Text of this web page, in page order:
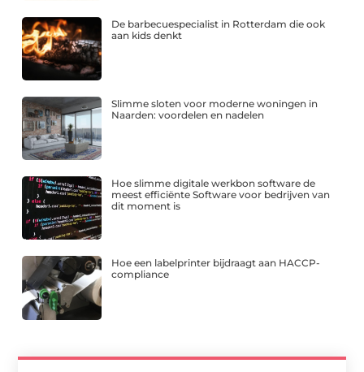
De barbecuespecialist in Rotterdam die ook
aan kids denkt
Slimme sloten voor moderne woningen in
Naarden: voordelen en nadelen
Hoe slimme digitale werkbon software de
meest efficiënte Software voor bedrijven van
dit moment is
Hoe een labelprinter bijdraagt aan HACCP-
compliance